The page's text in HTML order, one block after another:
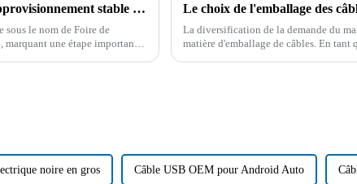
Profitez de la Foire de Canton : le système d'approvisionnement stable et les solutions de matières premières de Boying
sous le nom de Foire de
une étape importante
La diversification de la demande du
matière d'emballage de câbles. En
noire en gros Câble USB OEM pour Android Auto